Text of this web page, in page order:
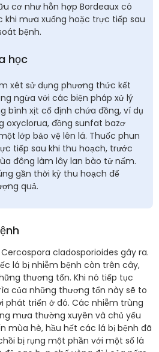
cơ như hỗn hợp Bordeaux có
khi mưa xuống hoặc trực tiếp sau
bệnh.
học
xét sử dụng phương thức kết
ngừa với các biện pháp xử lý
bình xịt cố định chứa đồng, ví dụ
oxyclorua, đồng sunfat bazơ
lớp bảo vệ lên lá. Thuốc phun
tiếp sau khi thu hoạch, trước
đông làm lây lan bào tử nấm.
gần thời kỳ thu hoạch để
quả.
cladosporioides gây ra.
lá bị nhiễm bệnh còn trên cây,
thương tổn. Khi nó tiếp tục
của những thương tổn này sẽ to
phát triển ở đó. Các nhiễm trùng
mưa thường xuyên và chủ yếu
mùa hè, hầu hết các lá bị bệnh đã
bị rụng một phần với một số lá